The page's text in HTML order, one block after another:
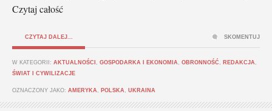
Czytaj całość
CZYTAJ DALEJ...
W KATEGORII: AKTUALNOŚCI GOSPODARKA I EKONOMIA OBRONNOŚĆ REDAKCJA
ŚWIAT I CYWILIZACJE
OZNACZONY JAKO: AMERYKA POLSKA UKRAINA
SKOMENTUJ